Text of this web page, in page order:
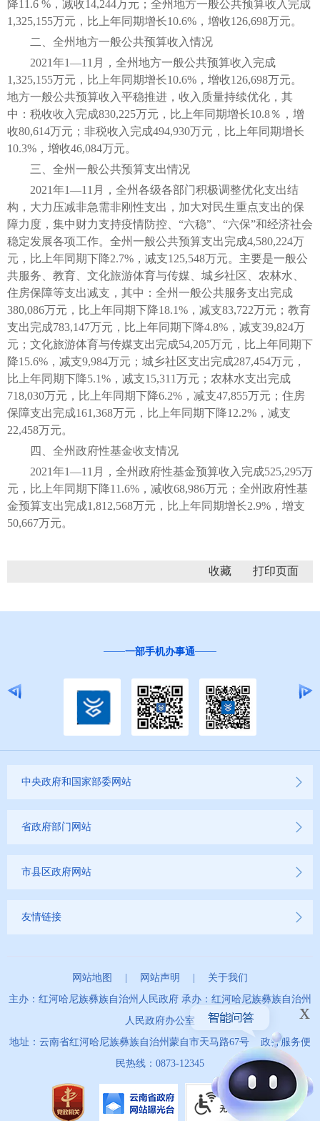
降11.6 %，减收14,244万元；全州地方一般公共预算收入完成
1,325,155万元，比上年同期增长10.6%，增收126,698万元。
二、全州地方一般公共预算收入情况
2021年1—11月，全州地方一般公共预算收入完成
1,325,155万元，比上年同期增长10.6%，增收126,698万元。
地方一般公共预算收入平稳推进，收入质量持续优化，其
中：税收收入完成830,225万元，比上年同期增长10.8％，增
收80,614万元；非税收入完成494,930万元，比上年同期增长
10.3%，增收46,084万元。
三、全州一般公共预算支出情况
2021年1—11月，全州各级各部门积极调整优化支出结
构，大力压减非急需非刚性支出，加大对民生重点支出的保
障力度，集中财力支持疫情防控、“六稳”、“六保”和经济社会
稳定发展各项工作。全州一般公共预算支出完成4,580,224万
元，比上年同期下降2.7%，减支125,548万元。主要是一般公
共服务、教育、文化旅游体育与传媒、城乡社区、农林水、
住房保障等支出减支，其中：全州一般公共服务支出完成
380,086万元，比上年同期下降18.1%，减支83,722万元；教育
支出完成783,147万元，比上年同期下降4.8%，减支39,824万
元；文化旅游体育与传媒支出完成54,205万元，比上年同期下
降15.6%，减支9,984万元；城乡社区支出完成287,454万元，
比上年同期下降5.1%，减支15,311万元；农林水支出完成
718,030万元，比上年同期下降6.2%，减支47,855万元；住房
保障支出完成161,368万元，比上年同期下降12.2%，减支
22,458万元。
四、全州政府性基金收支情况
2021年1—11月，全州政府性基金预算收入完成525,295万
元，比上年同期下降11.6%，减收68,986万元；全州政府性基
金预算支出完成1,812,568万元，比上年同期增长2.9%，增支
50,667万元。
收藏
一部手机办事通
中央政府和国家部委网站
省政府部门网站
市县区政府网站
友情链接
网站地图 网站声明
关于我们
主办：红河哈尼族彝族自治州人民政府 承办：红河哈尼族彝族自治州
人民政府办公室
地址：云南省红河哈尼族彝族自治州蒙自市天马路67号 政务服务便
民热线：0873-12345
x